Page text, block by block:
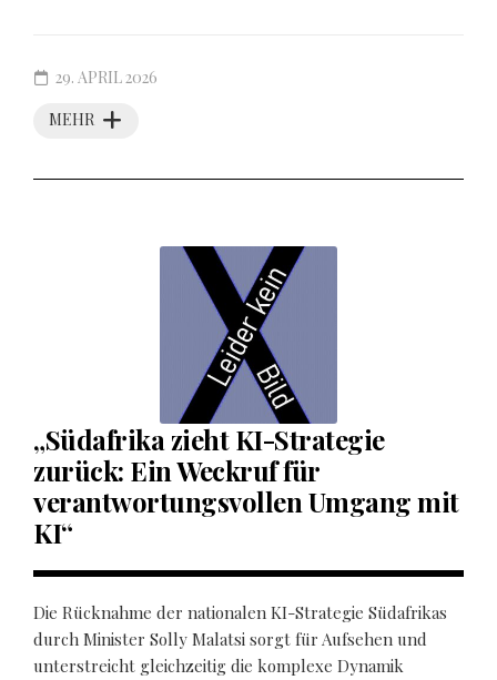
MEHR
29. APRIL 2026
„Südafrika zieht KI-Strategie
zurück: Ein Weckruf für
verantwortungsvollen Umgang mit
KI“
Die Rücknahme der nationalen KI-Strategie Südafrikas
durch Minister Solly Malatsi sorgt für Aufsehen und
unterstreicht gleichzeitig die komplexe Dynamik